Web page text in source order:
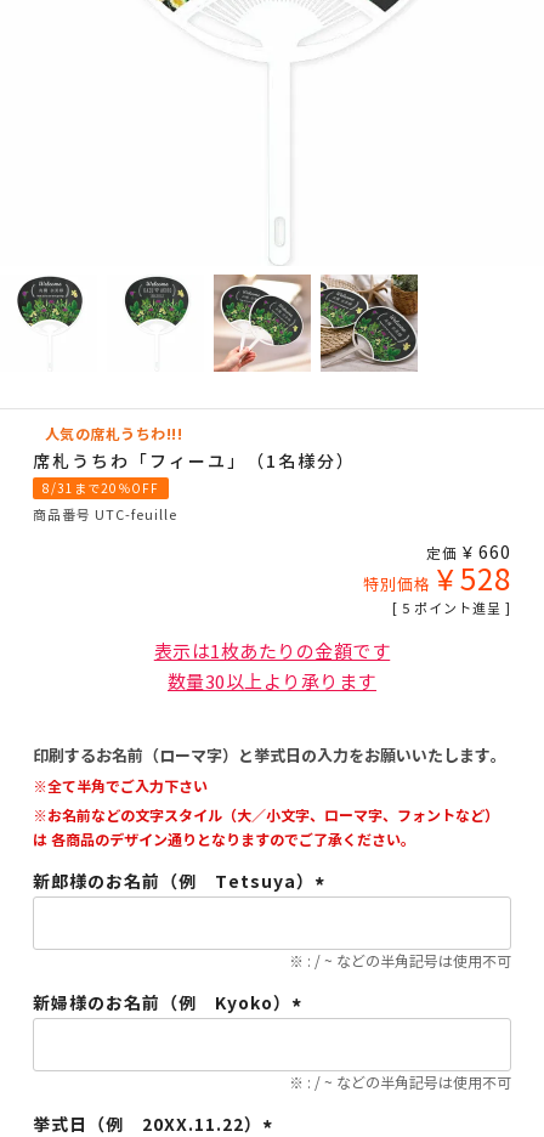
人気の席札うちわ!!!
席札うちわ「フィーユ」（1名様分）
8/31まで20％OFF
商品番号 UTC-feuille
定価 ¥ 660
特別価格 ¥528
[ 5 ポイント進呈 ]
表示は1枚あたりの金額です
数量30以上より承ります
印刷するお名前（ローマ字）と挙式日の入力をお願いいたします。
※全て半角でご入力下さい
※お名前などの文字スタイル（大／小文字、ローマ字、フォントなど）
は 各商品のデザイン通りとなりますのでご了承ください。
新郎様のお名前（例 Tetsuya）
須)
※ : / ~ などの半角記号は使用不可
新婦様のお名前（例 Kyoko）
須)
※ : / ~ などの半角記号は使用不可
挙式日（例 20XX.11.22）